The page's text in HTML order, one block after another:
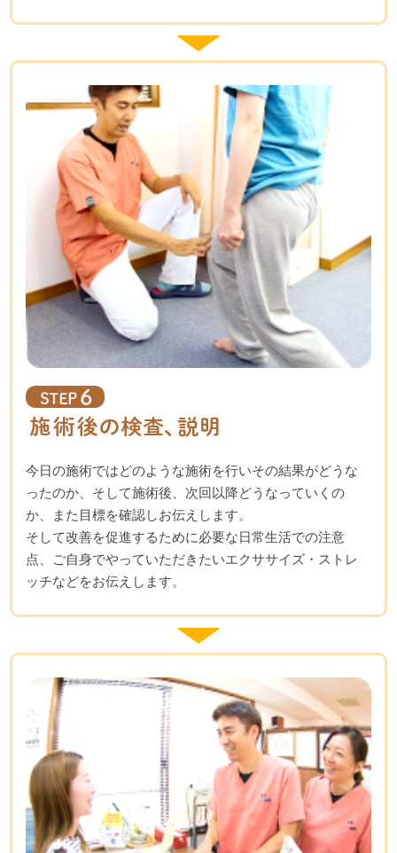
今日の施術ではどのような施術を行いその結果がどうな
ったのか、そして施術後、次回以降どうなっていくの
か、また目標を確認しお伝えします。
そして改善を促進するために必要な日常生活での注意
点、ご自身でやっていただきたいエクササイズ・ストレ
ッチなどをお伝えします。